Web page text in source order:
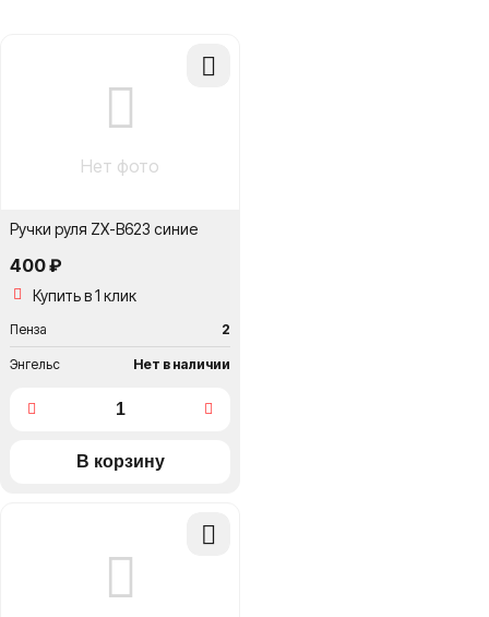
Добавить
Нет фото
Ручки руля ZX-B623 синие
400 ₽
Купить в 1 клик
Пенза 2
Энгельс Нет в наличии
Добавить